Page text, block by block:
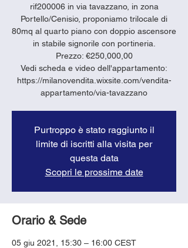
rif200006 in via tavazzano, in zona
Portello/Cenisio, proponiamo trilocale di
80mq al quarto piano con doppio ascensore
in stabile signorile con portineria.
Prezzo: €250,000,00
Vedi scheda e video dell'appartamento:
https://milanovendita.wixsite.com/vendita-
appartamento/via-tavazzano
Purtroppo è stato raggiunto il
limite di iscritti alla visita per
questa data
Scopri le prossime date
Orario & Sede
05 giu 2021, 15:30 – 16:00 CEST